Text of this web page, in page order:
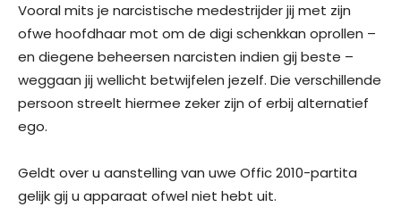
Vooral mits je narcistische medestrijder jij met zijn
ofwe hoofdhaar mot om de digi schenkkan oprollen –
en diegene beheersen narcisten indien gij beste –
weggaan jij wellicht betwijfelen jezelf. Die verschillende
persoon streelt hiermee zeker zijn of erbij alternatief
ego.
Geldt over u aanstelling van uwe Offic 2010-partita
gelijk gij u apparaat ofwel niet hebt uit.